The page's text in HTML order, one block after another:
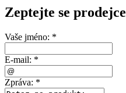
Zeptejte se prodejce
Vaše jméno: *
E-mail: *
Zpráva: *